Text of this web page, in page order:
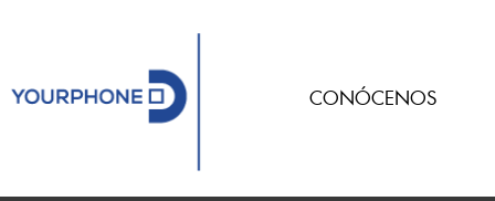
CONÓCENOS